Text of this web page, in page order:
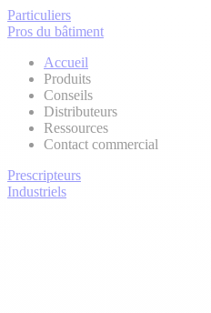
Particuliers
Pros du bâtiment
Accueil
Produits
Conseils
Distributeurs
Ressources
Contact commercial
Prescripteurs
Industriels